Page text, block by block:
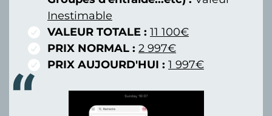
Inestimable
VALEUR TOTALE : 11 100€
PRIX NORMAL : 2 997€
PRIX AUJOURD'HUI : 1 997€